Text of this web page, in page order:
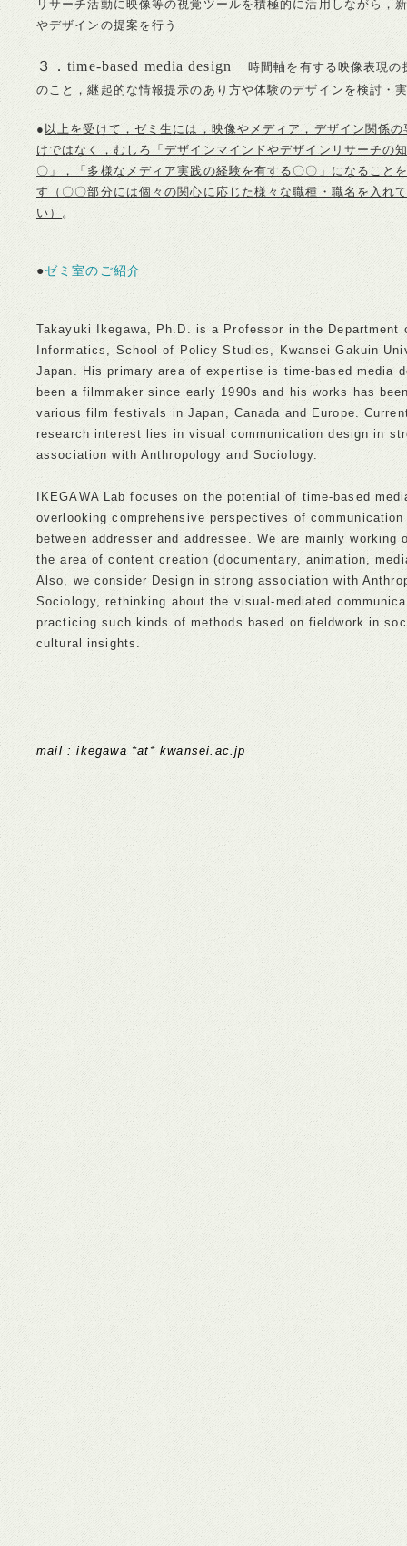
リサーチ活動に映像等の視覚ツールを積極的に活用しながら，
やデザインの提案を行う
３．time-based media design
時間軸を有する映像表現の
のこと，継起的な情報提示のあり方や体験のデザインを検討・
● 以上を受けて，ゼミ生には，映像やメディア，デザイン関係
けではなく，むしろ「デザインマインドやデザインリサーチの
〇」，「多様なメディア実践の経験を有する〇〇」になること
す（〇〇部分には個々の関心に応じた様々な職種・職名を入れ
い） 。
●ゼミ室のご紹介
Takayuki Ikegawa, Ph.D. is a Professor in the Department
Informatics, School of Policy Studies, Kwansei Gakuin
Japan. His primary area of expertise is time-based media
been a filmmaker since early 1990s and his works has
various film festivals in Japan, Canada and Europe.
research interest lies in visual communication design in
association with Anthropology and Sociology.
IKEGAWA Lab focuses on the potential of time-based
overlooking comprehensive perspectives of
between addresser and addressee. We are mainly working
the area of content creation (documentary, animation,
Also, we consider Design in strong association with
Sociology, rethinking about the visual-mediated
practicing such kinds of methods based on fieldwork in
cultural insights.
mail : ikegawa *at* kwansei.ac.jp